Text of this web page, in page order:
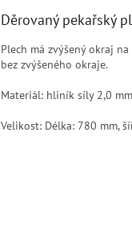
Děrovaný pekařský
Plech má zvýšený okraj
bez zvýšeného okraje.
Materiál: hliník síly 2,0
Velikost: Délka: 780 mm,